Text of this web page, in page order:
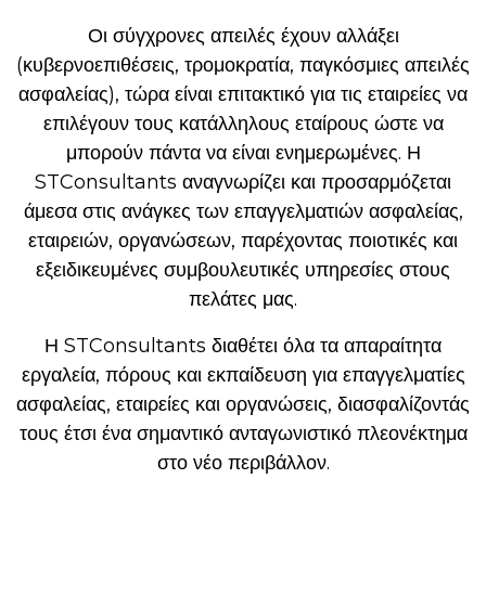
Οι σύγχρονες απειλές έχουν αλλάξει
(κυβερνοεπιθέσεις, τρομοκρατία, παγκόσμιες απειλές
ασφαλείας), τώρα είναι επιτακτικό για τις εταιρείες να
επιλέγουν τους κατάλληλους εταίρους ώστε να
μπορούν πάντα να είναι ενημερωμένες. Η
STConsultants αναγνωρίζει και προσαρμόζεται
άμεσα στις ανάγκες των επαγγελματιών ασφαλείας,
εταιρειών, οργανώσεων, παρέχοντας ποιοτικές και
εξειδικευμένες συμβουλευτικές υπηρεσίες στους
πελάτες μας.
Η STConsultants διαθέτει όλα τα απαραίτητα
εργαλεία, πόρους και εκπαίδευση για επαγγελματίες
ασφαλείας, εταιρείες και οργανώσεις, διασφαλίζοντάς
τους έτσι ένα σημαντικό ανταγωνιστικό πλεονέκτημα
στο νέο περιβάλλον.